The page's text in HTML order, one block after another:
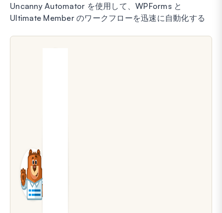
Uncanny Automator を使用して、WPForms と
Ultimate Member のワークフローを迅速に自動化する